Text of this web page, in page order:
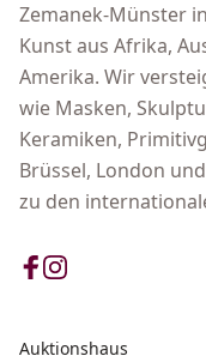
Zemanek-Münster
Kunst aus Afrika,
Amerika. Wir
wie Masken,
Keramiken,
Brüssel, London
zu den
Auktionshaus